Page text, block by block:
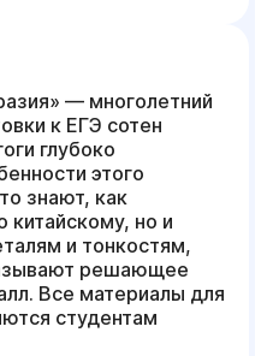
— многолетний
к ЕГЭ сотен
глубоко
этого
знают, как
китайскому, но и
и тонкостям,
решающее
Все материалы для
студентам